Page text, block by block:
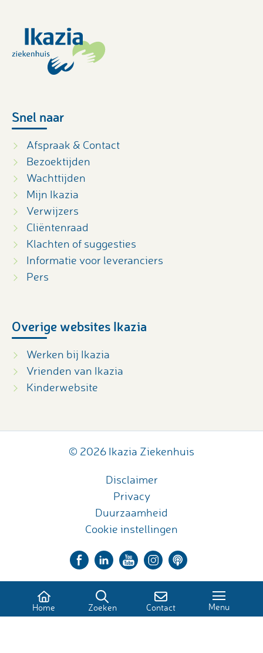
Snel naar
Afspraak & Contact
Bezoektijden
Wachttijden
Mijn Ikazia
Verwijzers
Cliëntenraad
Klachten of suggesties
Informatie voor leveranciers
Pers
Overige websites Ikazia
Werken bij Ikazia
Vrienden van Ikazia
Kinderwebsite
© 2026 Ikazia Ziekenhuis
Disclaimer
Privacy
Duurzaamheid
Cookie instellingen
Home Zoeken Contact Menu